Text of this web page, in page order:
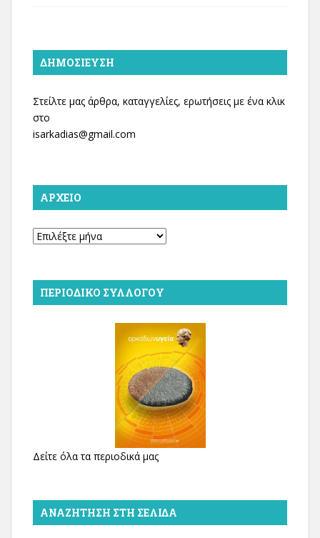
ΔΗΜΟΣΊΕΥΣΗ
Στείλτε μας άρθρα, καταγγελίες, ερωτήσεις με ένα κλικ
στο
isarkadias@gmail.com
ΑΡΧΕΊΟ
Αρχείο
ΠΕΡΙΟΔΙΚΌ ΣΥΛΛΌΓΟΥ
Δείτε όλα τα περιοδικά μας
ΑΝΑΖΉΤΗΣΗ ΣΤΗ ΣΕΛΊΔΑ